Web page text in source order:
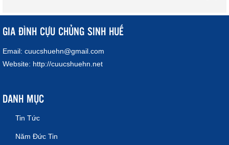
GIA ĐÌNH CỰU CHỦNG SINH HUẾ
Email: cuucshuehn@gmail.com
Website: http://cuucshuehn.net
DANH MỤC
Tin Tức
Năm Đức Tin